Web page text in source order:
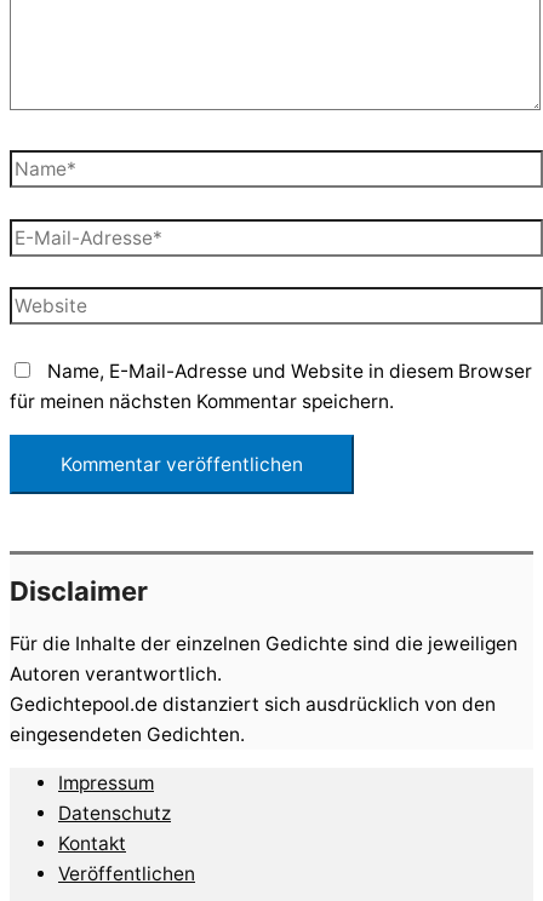
Name*
E-
Mail-
Adresse*
Website
Name, E-Mail-Adresse und Website in diesem Browser
für meinen nächsten Kommentar speichern.
Disclaimer
Für die Inhalte der einzelnen Gedichte sind die jeweiligen
Autoren verantwortlich.
Gedichtepool.de distanziert sich ausdrücklich von den
eingesendeten Gedichten.
Impressum
Datenschutz
Kontakt
Veröffentlichen